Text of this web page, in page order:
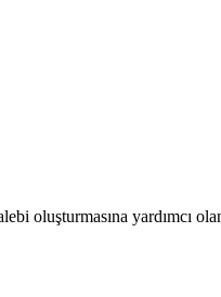
oluşturmasına yardımcı